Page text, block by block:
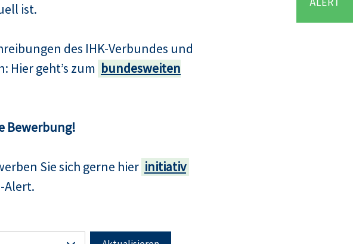
ist.
des IHK-Verbundes und
Hier geht’s zum bundesweiten
Bewerbung!
Sie sich gerne hier initiativ
Alert.
ALERT